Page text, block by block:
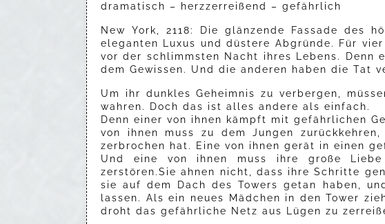
dramatisch – herzzerreißend – gefährlich
New York, 2118: Die glänzende Fassade des
eleganten Luxus und düstere Abgründe. Für
vor der schlimmsten Nacht ihres Lebens. Denn
dem Gewissen. Und die anderen haben die Tat
Um ihr dunkles Geheimnis zu verbergen,
wahren. Doch das ist alles andere als einfach.
Denn einer von ihnen kämpft mit gefährlichen
von ihnen muss zu dem Jungen
zerbrochen hat. Eine von ihnen gerät in einen
Und eine von ihnen muss ihre große
zerstören.Sie ahnen nicht, dass ihre Schritte
sie auf dem Dach des Towers getan haben,
lassen. Als ein neues Mädchen in den Tower
droht das gefährliche Netz aus Lügen zu